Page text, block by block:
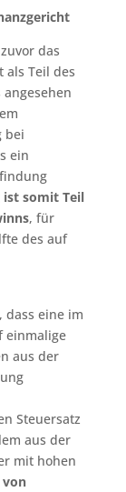
das
als Teil des
bei
ein
ist somit Teil
, für
des auf
dass eine im
einmalige
aus der
Steuersatz
aus der
mit hohen